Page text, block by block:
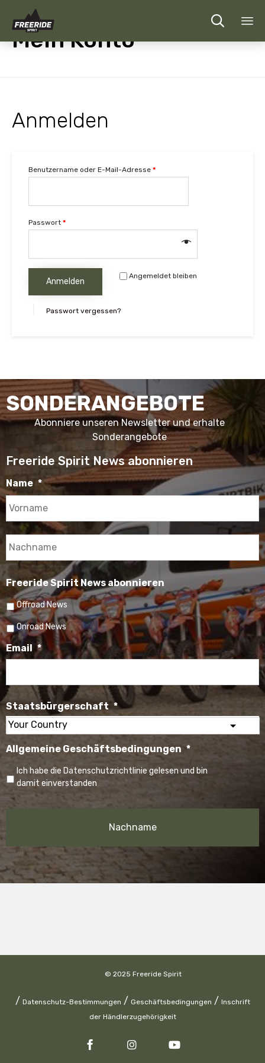

Mein Konto
Anmelden
Benutzername oder E-Mail-Adresse *
Passwort *
Angemeldet bleiben
Anmelden
Passwort vergessen?
SONDERANGEBOTE
Abonniere unseren Newsletter und erhalte
Sonderangebote
Freeride Spirit News abonnieren
Name *
Freeride Spirit News abonnieren
Offroad News
Onroad News
Email *
Staatsbürgerschaft *
Select
your
Allgemeine Geschäftsbedingungen *
Ich habe die Datenschutzrichtlinie gelesen und bin
damit einverstanden
© 2025 Freeride Spirit
/ Datenschutz-Bestimmungen / Geschäftsbedingungen / Inschrift
der Händlerzugehörigkeit